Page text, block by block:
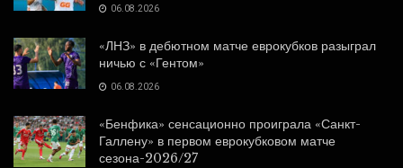
06.08.2026
«ЛНЗ» в дебютном матче еврокубков разыграл
ничью с «Гентом»
06.08.2026
«Бенфика» сенсационно проиграла «Санкт-
Галлену» в первом еврокубковом матче
сезона-2026/27